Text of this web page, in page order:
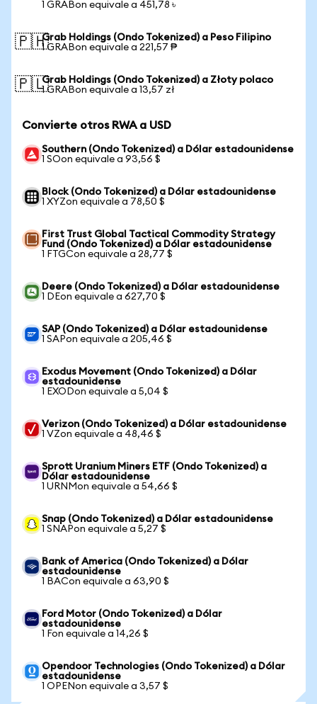
1 GRABon equivale a 451,78 ৳
🇵🇭Grab Holdings (Ondo Tokenized) a Peso Filipino
1 GRABon equivale a 221,57 ₱
🇵🇱Grab Holdings (Ondo Tokenized) a Złoty polaco
1 GRABon equivale a 13,57 zł
Convierte otros RWA a USD
Southern (Ondo Tokenized) a Dólar estadounidense
1 SOon equivale a 93,56 $
Block (Ondo Tokenized) a Dólar estadounidense
1 XYZon equivale a 78,50 $
First Trust Global Tactical Commodity Strategy
Fund (Ondo Tokenized) a Dólar estadounidense
1 FTGCon equivale a 28,77 $
Deere (Ondo Tokenized) a Dólar estadounidense
1 DEon equivale a 627,70 $
SAP (Ondo Tokenized) a Dólar estadounidense
1 SAPon equivale a 205,46 $
Exodus Movement (Ondo Tokenized) a Dólar
estadounidense
1 EXODon equivale a 5,04 $
Verizon (Ondo Tokenized) a Dólar estadounidense
1 VZon equivale a 48,46 $
Sprott Uranium Miners ETF (Ondo Tokenized) a
Dólar estadounidense
1 URNMon equivale a 54,66 $
Snap (Ondo Tokenized) a Dólar estadounidense
1 SNAPon equivale a 5,27 $
Bank of America (Ondo Tokenized) a Dólar
estadounidense
1 BACon equivale a 63,90 $
Ford Motor (Ondo Tokenized) a Dólar
estadounidense
1 Fon equivale a 14,26 $
Opendoor Technologies (Ondo Tokenized) a Dólar
estadounidense
1 OPENon equivale a 3,57 $